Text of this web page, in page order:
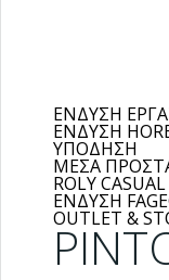
ΕΝΔΥΣΗ
ΕΝΔΥΣΗ
ΥΠΟΔΗΣΗ
ΜΕΣΑ
ROLY
ΕΝΔΥΣΗ
OUTLET &